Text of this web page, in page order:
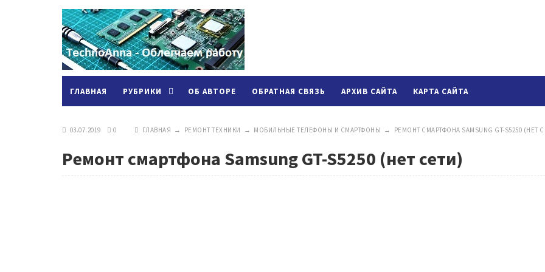
ГЛАВНАЯ РУБРИКИ ОБ АВТОРЕ ОБРАТНАЯ СВЯЗЬ АРХИВ САЙТА КАРТА САЙТА
03.07.2019 0 ГЛАВНАЯ → РЕМОНТ ТЕХНИКИ → МОБИЛЬНЫЕ ТЕЛЕФОНЫ И СМАРТФОНЫ → РЕМОНТ СМАРТФОНА SAMSUNG GT-S5250 (НЕТ
Ремонт смартфона Samsung GT-S5250 (нет сети)